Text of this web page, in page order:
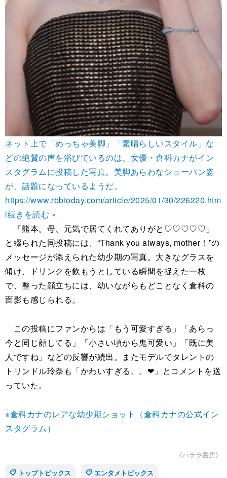
ネット上で「めっちゃ美脚」「素晴らしいスタイル」な
どの絶賛の声を浴びているのは、女優・倉科カナがイン
スタグラムに投稿した写真。美脚あらわなショーパン姿
が、話題になっているようだ。
https://www.rbbtoday.com/article/2025/01/30/226220.htm
l続きを読む »
「熊本。母、元気で居てくれてありがと♡♡♡♡♡」
と綴られた同投稿には、“Thank you always, mother！”の
メッセージが添えられた幼少期の写真。大きなグラスを
傾け、ドリンクを飲もうとしている瞬間を捉えた一枚
で、整った顔立ちには、幼いながらもどことなく倉科の
面影も感じられる。
この投稿にファンからは「もう可愛すぎる」「あらっ
今と同じ顔してる」「小さい頃から鬼可愛い」「既に美
人ですね」などの反響が続出。またモデルでタレントの
トリンドル玲奈も「かわいすぎる。。❤︎」とコメントを送
っていた。
※倉科カナのレアな幼少期ショット（倉科カナの公式イン
スタグラム）
《ハララ書房》
トップトピックス
エンタメトピックス